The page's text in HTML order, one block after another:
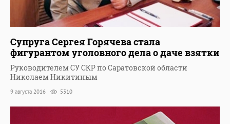
Супруга Сергея Горячева стала
фигурантом уголовного дела о даче взятки
Руководителем СУ СКР по Саратовской области
Николаем Никитиным
9 августа 2016 5310